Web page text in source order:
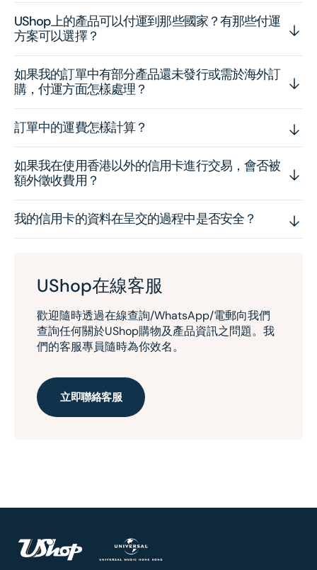
UShop上的產品可以付運到那些國家？有那些付運
方案可以選擇？
如果我的訂單中有部分產品還未發行或需於海外訂
購，付運方面怎樣處理？
訂單中的運費怎樣計算？
如果我在使用香港以外的信用卡進行交易，會否被
額外徵收費用？
我的信用卡的資料在呈交的過程中是否安全？
UShop在線客服
歡迎隨時透過在線查詢/WhatsApp/電郵向我們
查詢任何關於UShop購物及產品資訊之問題。我
們的客服專員隨時為你效名。
立即聯絡客服